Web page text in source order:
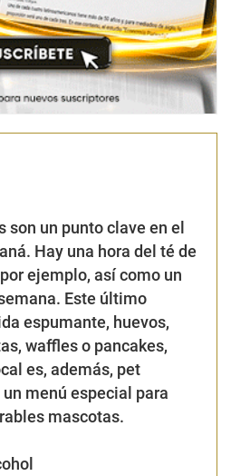
son un punto clave en el
Hay una hora del té de
ejemplo, así como un
Este último
espumante, huevos,
waffles o pancakes,
es, además, pet
menú especial para
mascotas.